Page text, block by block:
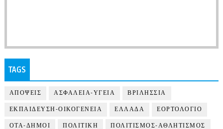
TAGS
ΑΠΟΨΕΙΣ ΑΣΦΑΛΕΙΑ-ΥΓΕΙΑ ΒΡΙΛΗΣΣΙΑ
ΕΚΠΑΙΔΕΥΣΗ-ΟΙΚΟΓΕΝΕΙΑ ΕΛΛΑΔΑ ΕΟΡΤΟΛΟΓΙΟ
ΟΤΑ-ΔΗΜΟΙ ΠΟΛΙΤΙΚΗ ΠΟΛΙΤΙΣΜΟΣ-ΑΘΛΗΤΙΣΜΟΣ